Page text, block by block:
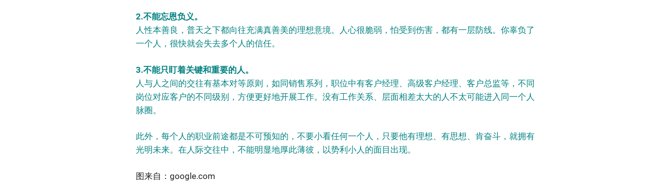
2.不能忘恩负义。
人性本善良，普天之下都向往充满真善美的理想意境。人心很脆弱，怕受到伤害，都有一层防线。你辜负了
一个人，很快就会失去多个人的信任。
3.不能只盯着关键和重要的人。
人与人之间的交往有基本对等原则，如同销售系列，职位中有客户经理、高级客户经理、客户总监等，不同
岗位对应客户的不同级别，方便更好地开展工作。没有工作关系、层面相差太大的人不太可能进入同一个人
脉圈。
此外，每个人的职业前途都是不可预知的，不要小看任何一个人，只要他有理想、有思想、肯奋斗，就拥有
光明未来。在人际交往中，不能明显地厚此薄彼，以势利小人的面目出现。
图来自：google.com